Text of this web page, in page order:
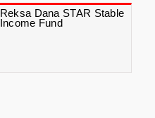
Reksa Dana STAR Stable
Income Fund